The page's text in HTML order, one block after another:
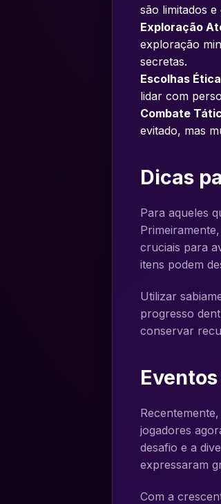
são limitados
Exploração
exploração
secretas.
Escolhas
lidar com
Combate
evitado, mas
Dicas
Para aqueles
cruciais para
itens podem
Utilizar
progresso
conservar
jogadores
desafio e a
expressaram
Com a